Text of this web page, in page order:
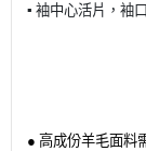
▪️ 袖中心活片，袖
● 高成份羊毛面料